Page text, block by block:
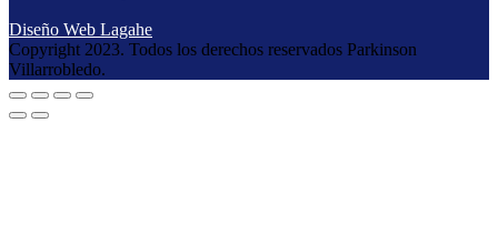
Diseño Web Lagahe
Copyright 2023. Todos los derechos reservados Parkinson
Villarrobledo.